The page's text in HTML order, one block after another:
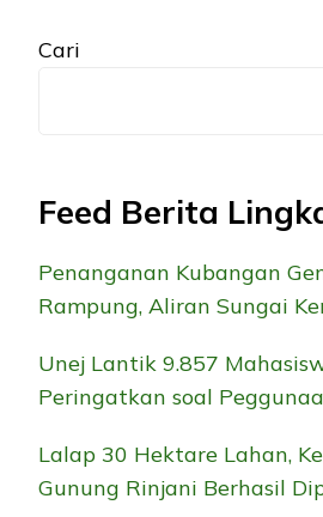
Cari
Feed Berita
Penanganan Kubangan
Rampung, Aliran Sungai
Unej Lantik 9.857
Peringatkan soal
Lalap 30 Hektare Lahan,
Gunung Rinjani Berhasil